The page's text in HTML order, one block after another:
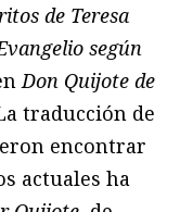
de Teresa
según
Don Quijote de
traducción de
encontrar
actuales ha